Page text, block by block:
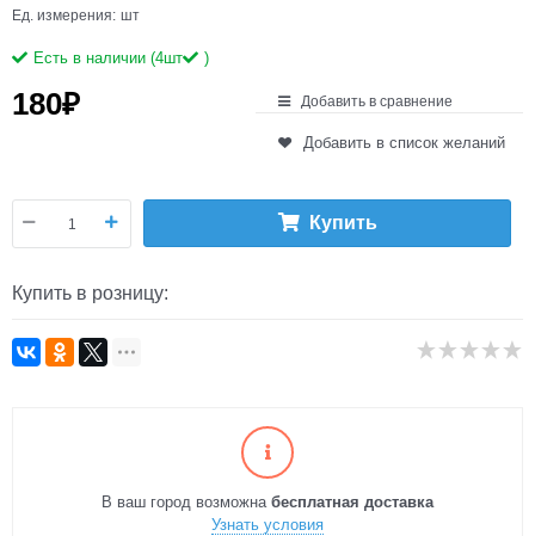
Ед. измерения: шт
Есть в наличии (4шт )
180₽ Добавить в сравнение
Добавить в список желаний
Купить
Купить в розницу:
В ваш город возможна бесплатная доставка
Узнать условия